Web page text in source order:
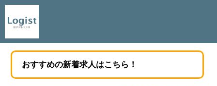
おすすめの新着求人はこちら！